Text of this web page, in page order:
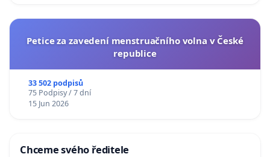
Petice za zavedení menstruačního volna v České
republice
33 502 podpisů
75 Podpisy / 7 dní
15 Jun 2026
Chceme svého ředitele